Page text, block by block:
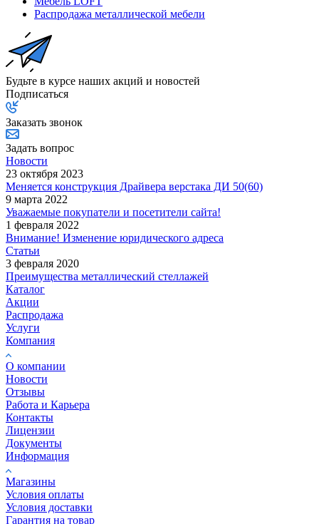
Распродажа металлической мебели
Будьте в курсе наших акций и новостей
Подписаться
Заказать звонок
Задать вопрос
Новости
23 октября 2023
Меняется конструкция Драйвера верстака ДИ 50(60)
9 марта 2022
Уважаемые покупатели и посетители сайта!
1 февраля 2022
Внимание! Изменение юридического адреса
Статьи
3 февраля 2020
Преимущества металлический стеллажей
Каталог
Акции
Распродажа
Услуги
Компания
О компании
Новости
Отзывы
Работа и Карьера
Контакты
Лицензии
Документы
Информация
Магазины
Условия оплаты
Условия доставки
Гарантия на товар